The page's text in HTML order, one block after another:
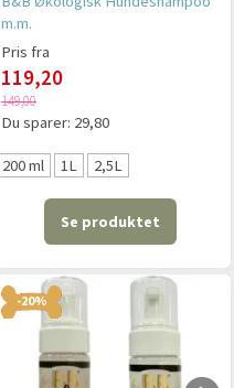
m.m.
Pris fra
119,20
149,00
Du sparer: 29,80
200 ml 1L 2,5L
Se produktet
-20%